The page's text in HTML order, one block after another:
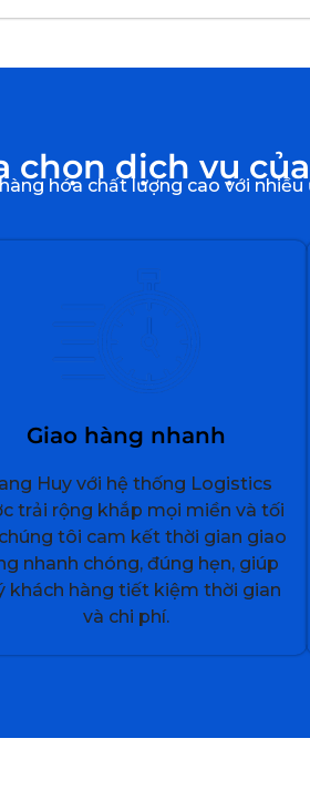
dịch vụ
hóa chất lượng cao với
Giao hàng nhanh
Huy với hệ thống Logistics
trải rộng khắp mọi miền và tối
tôi cam kết thời gian giao
nhanh chóng, đúng hẹn, giúp
khách hàng tiết kiệm thời gian
và chi phí.